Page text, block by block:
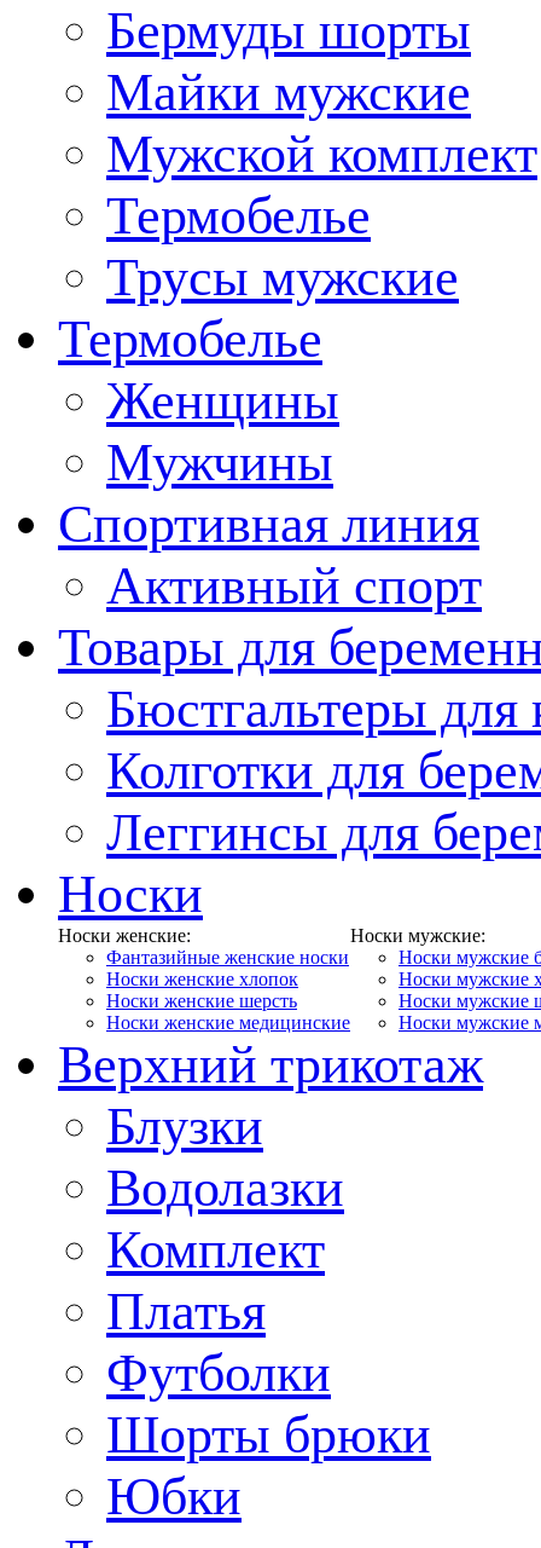
Бермуды шорты
Майки мужские
Мужской комплект
Термобелье
Трусы мужские
Термобелье
Женщины
Мужчины
Спортивная линия
Активный спорт
Товары для
Бюстгальтеры
Колготки для
Леггинсы для
Носки
Носки женские:
Фантазийные женские носки
Носки женские хлопок
Носки женские шерсть
Носки женские медицинские
Носки мужские:
Носки мужские
Носки мужские
Носки мужские
Носки мужские
Верхний трикотаж
Блузки
Водолазки
Комплект
Платья
Футболки
Шорты брюки
Юбки